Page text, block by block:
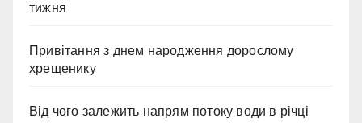
тижня
Привітання з днем народження дорослому
хрещенику
Від чого залежить напрям потоку води в річці